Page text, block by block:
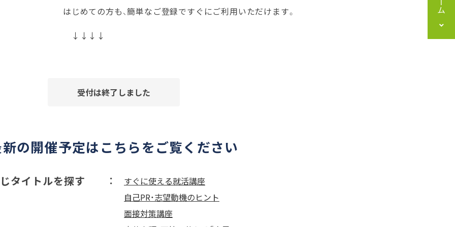
はじめての方も、簡単なご登録ですぐにご利用いただけます。
↓↓↓↓
受付は終了しました
の開催予定はこちらをご覧ください
タイトルを探す
すぐに使える就活講座
自己PR・志望動機のヒント
面接対策講座